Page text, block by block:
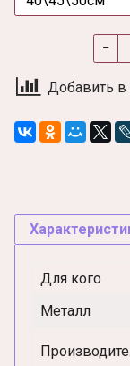
Добавить в
Для кого
Металл